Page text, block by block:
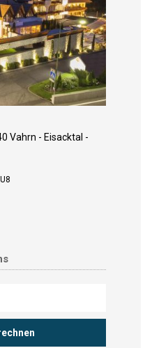
Vahrn - Eisacktal -